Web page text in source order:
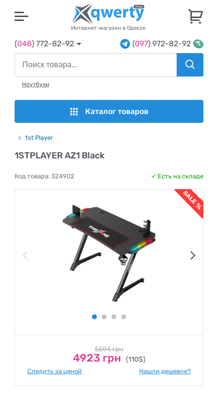
Интернет-магазин в Одессе
(048) 772-82-92 (097) 972-82-92
Ноутбуки
Каталог товаров
1st Player
1STPLAYER AZ1 Black
Код товара: 324902 Есть на складе
5594 грн
4923 грн (110$)
Следить за ценой Нашли дешевле?